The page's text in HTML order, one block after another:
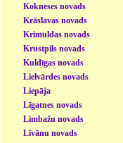
Kokneses novads
Krāslavas novads
Krimuldas novads
Krustpils novads
Kuldīgas novads
Lielvārdes novads
Liepāja
Līgatnes novads
Limbažu novads
Līvānu novads